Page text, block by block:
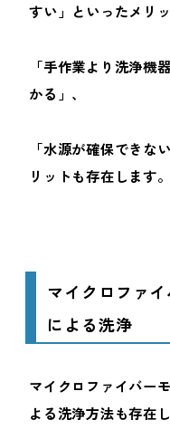
すい」といったメリ
「手作業より洗浄機
かる」、
「水源が確保できな
リットも存在します。
マイクロファ
による洗浄
マイクロファイバー
よる洗浄方法も存在し